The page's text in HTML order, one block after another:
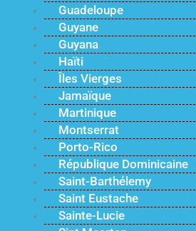
Guadeloupe
Guyane
Guyana
Haïti
Îles Vierges
Jamaïque
Martinique
Montserrat
Porto-Rico
République Dominicaine
Saint-Barthélemy
Saint Eustache
Sainte-Lucie